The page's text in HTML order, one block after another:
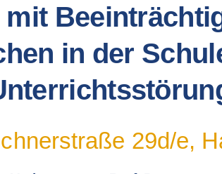
in der
29d/e,